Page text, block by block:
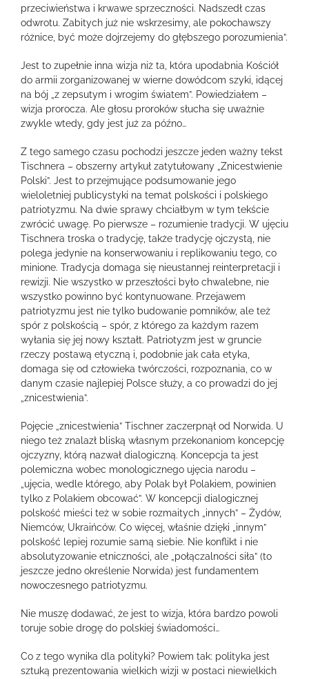
przeciwieństwa i krwawe sprzeczności. Nadszedł czas
odwrotu. Zabitych już nie wskrzesimy, ale pokochawszy
różnice, być może dojrzejemy do głębszego porozumienia”.
Jest to zupełnie inna wizja niż ta, która upodabnia Kościół
do armii zorganizowanej w wierne dowódcom szyki, idącej
na bój „z zepsutym i wrogim światem”. Powiedziałem –
wizja prorocza. Ale głosu proroków słucha się uważnie
zwykle wtedy, gdy jest już za późno…
Z tego samego czasu pochodzi jeszcze jeden ważny tekst
Tischnera – obszerny artykuł zatytułowany „Znicestwienie
Polski”. Jest to przejmujące podsumowanie jego
wieloletniej publicystyki na temat polskości i polskiego
patriotyzmu. Na dwie sprawy chciałbym w tym tekście
zwrócić uwagę. Po pierwsze – rozumienie tradycji. W ujęciu
Tischnera troska o tradycję, także tradycję ojczystą, nie
polega jedynie na konserwowaniu i replikowaniu tego, co
minione. Tradycja domaga się nieustannej reinterpretacji i
rewizji. Nie wszystko w przeszłości było chwalebne, nie
wszystko powinno być kontynuowane. Przejawem
patriotyzmu jest nie tylko budowanie pomników, ale też
spór z polskością – spór, z którego za każdym razem
wyłania się jej nowy kształt. Patriotyzm jest w gruncie
rzeczy postawą etyczną i, podobnie jak cała etyka,
domaga się od człowieka twórczości, rozpoznania, co w
danym czasie najlepiej Polsce służy, a co prowadzi do jej
„znicestwienia”.
Pojęcie „znicestwienia” Tischner zaczerpnął od Norwida. U
niego też znalazł bliską własnym przekonaniom koncepcję
ojczyzny, którą nazwał dialogiczną. Koncepcja ta jest
polemiczna wobec monologicznego ujęcia narodu –
„ujęcia, wedle którego, aby Polak był Polakiem, powinien
tylko z Polakiem obcować”. W koncepcji dialogicznej
polskość mieści też w sobie rozmaitych „innych” – Żydów,
Niemców, Ukraińców. Co więcej, właśnie dzięki „innym”
polskość lepiej rozumie samą siebie. Nie konflikt i nie
absolutyzowanie etniczności, ale „połączalności siła” (to
jeszcze jedno określenie Norwida) jest fundamentem
nowoczesnego patriotyzmu.
Nie muszę dodawać, że jest to wizja, która bardzo powoli
toruje sobie drogę do polskiej świadomości…
Co z tego wynika dla polityki? Powiem tak: polityka jest
sztuką prezentowania wielkich wizji w postaci niewielkich